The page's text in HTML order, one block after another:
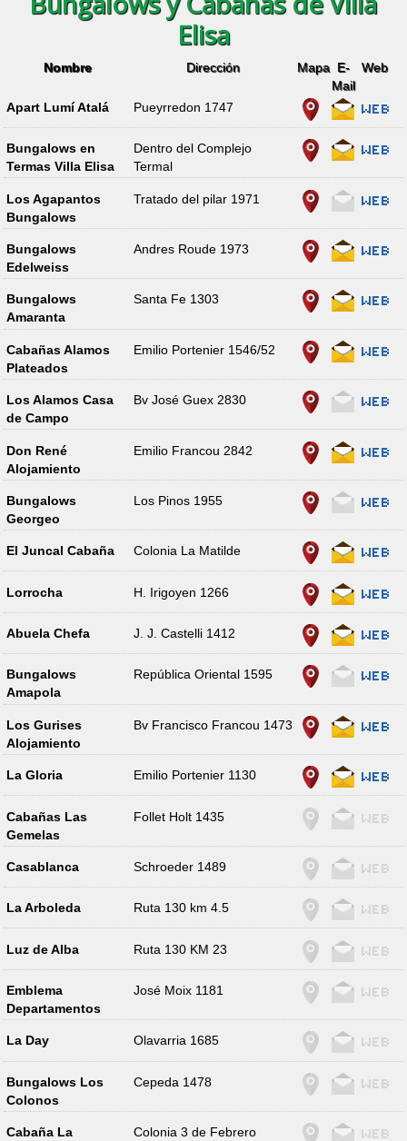
Elisa
Nombre Dirección Mapa E-
Mail
Web
Apart Lumí Atalá Pueyrredon 1747
Bungalows en
Termas Villa Elisa
Dentro del Complejo
Termal
Los Agapantos
Bungalows
Tratado del pilar 1971
Bungalows
Edelweiss
Andres Roude 1973
Bungalows
Amaranta
Santa Fe 1303
Cabañas Alamos
Plateados
Emilio Portenier 1546/52
Los Alamos Casa
de Campo
Bv José Guex 2830
Don René
Alojamiento
Emilio Francou 2842
Bungalows
Georgeo
Los Pinos 1955
El Juncal Cabaña Colonia La Matilde
Lorrocha H. Irigoyen 1266
Abuela Chefa J. J. Castelli 1412
Bungalows
Amapola
República Oriental 1595
Los Gurises
Alojamiento
Bv Francisco Francou 1473
La Gloria Emilio Portenier 1130
Cabañas Las
Gemelas
Follet Holt 1435
Casablanca Schroeder 1489
La Arboleda Ruta 130 km 4.5
Luz de Alba Ruta 130 KM 23
Emblema
Departamentos
José Moix 1181
La Day Olavarria 1685
Bungalows Los
Colonos
Cepeda 1478
Cabaña La
Colonia 3 de Febrero